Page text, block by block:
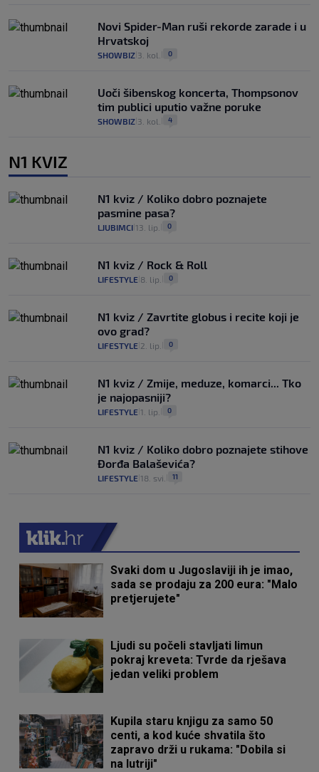
Novi Spider-Man ruši rekorde zarade i u
Hrvatskoj
SHOWBIZ 3. kol. 0
Uoči šibenskog koncerta, Thompsonov
tim publici uputio važne poruke
SHOWBIZ 3. kol. 4
N1 KVIZ
N1 kviz / Koliko dobro poznajete
pasmine pasa?
LJUBIMCI 13. lip. 0
N1 kviz / Rock & Roll
LIFESTYLE 8. lip. 0
N1 kviz / Zavrtite globus i recite koji je
ovo grad?
LIFESTYLE 2. lip. 0
N1 kviz / Zmije, meduze, komarci... Tko
je najopasniji?
LIFESTYLE 1. lip. 0
N1 kviz / Koliko dobro poznajete stihove
Đorđa Balaševića?
LIFESTYLE 18. svi. 11
Svaki dom u Jugoslaviji ih je imao,
sada se prodaju za 200 eura: "Malo
pretjerujete"
Ljudi su počeli stavljati limun
pokraj kreveta: Tvrde da rješava
jedan veliki problem
Kupila staru knjigu za samo 50
centi, a kod kuće shvatila što
zapravo drži u rukama: "Dobila si
na lutriji"